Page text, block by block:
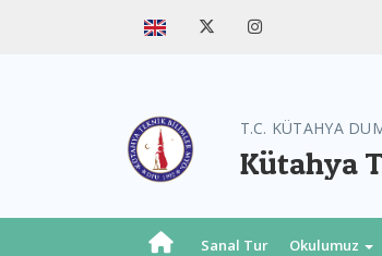
T.C. KÜTAHYA
Kütahya
Sanal Tur Okulumuz